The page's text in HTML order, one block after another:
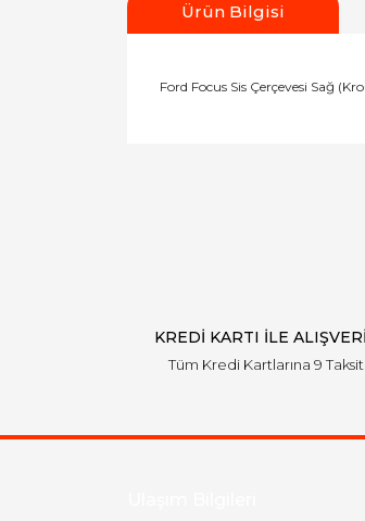
Ürün Bilgisi
Ford Focus Sis Çerçevesi Sağ
KREDİ KARTI İLE
Tüm Kredi Kartlarına 9 Taksit